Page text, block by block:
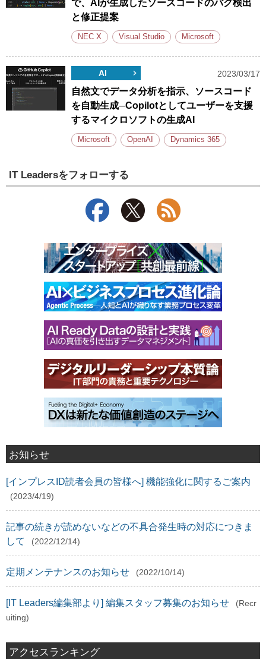
で、AIが生成したソースコードのバグ検出
と修正提案
NEC X Visual Studio Microsoft
AI 2023/03/17
自然文でデータ分析を指示、ソースコード
を自動生成─Copilotとしてユーザーを支援
するマイクロソフトの生成AI
Microsoft OpenAI Dynamics 365
IT Leadersをフォローする
お知らせ
[インプレスID読者会員の皆様へ] 機能強化に関するご案内
(2023/4/19)
記事の続きが読めないなどの不具合発生時の対応につきま
して
(2022/12/14)
定期メンテナンスのお知らせ (2022/10/14)
[IT Leaders編集部より] 編集スタッフ募集のお知らせ
(Recr
uiting)
アクセスランキング